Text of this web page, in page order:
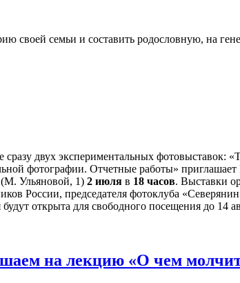
своей семьи и составить родословную, на
сразу двух экспериментальных фотовыставок:
фотографии. Отчетные работы» приглашает
(М. Ульяновой, 1) 2 июля в 18 часов. Выставки
России, председателя фотоклуба
открыта для свободного посещения до 14
на лекцию «О чем